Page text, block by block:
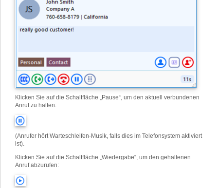
Klicken Sie auf die Schaltfläche „Pause“, um den aktuell verbundenen
Anruf zu halten:
(Anrufer hört Warteschleifen-Musik, falls dies im Telefonsystem aktiviert
ist).
Klicken Sie auf die Schaltfläche „Wiedergabe“, um den gehaltenen
Anruf abzurufen: